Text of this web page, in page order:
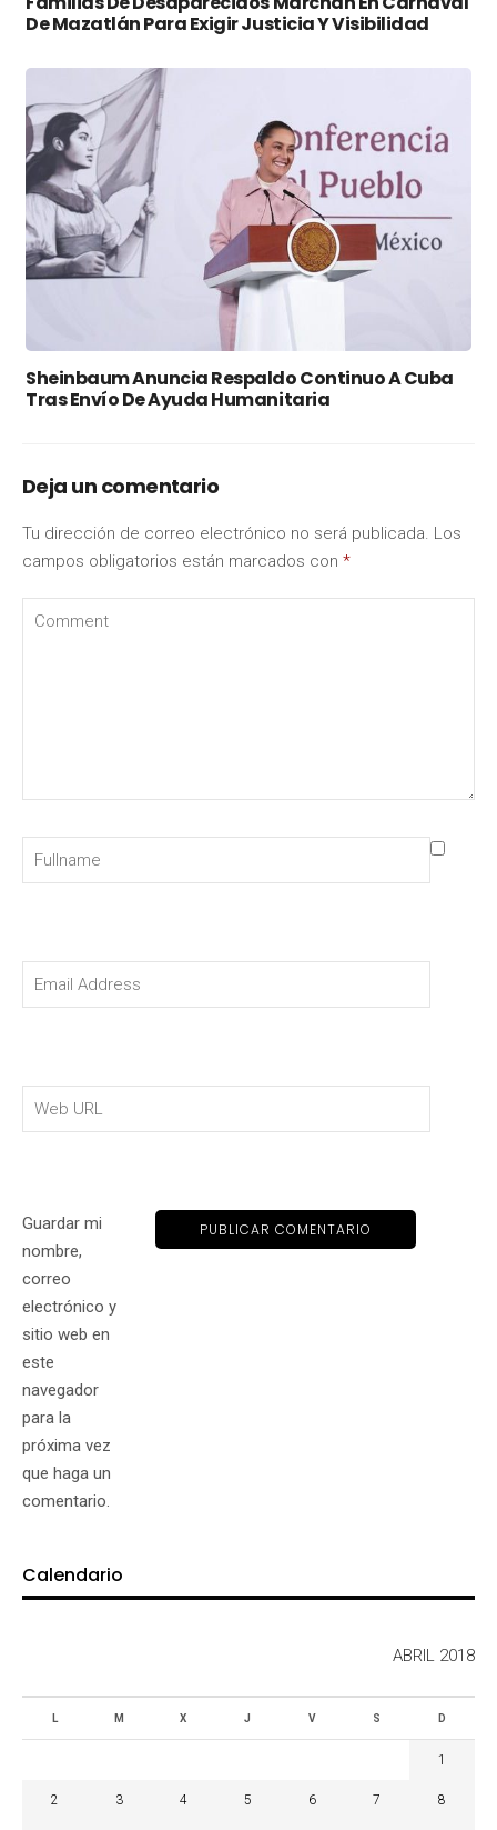
De Mazatlán Para Exigir Justicia Y Visibilidad
Sheinbaum Anuncia Respaldo Continuo A Cuba
Tras Envío De Ayuda Humanitaria
Deja un comentario
Tu dirección de correo electrónico no será publicada. Los
campos obligatorios están marcados con *
Guardar mi
nombre,
correo
electrónico y
sitio web en
este
navegador
para la
próxima vez
que haga un
comentario.
Calendario
ABRIL 2018
L M X J V S D
1
2 3 4 5 6 7 8